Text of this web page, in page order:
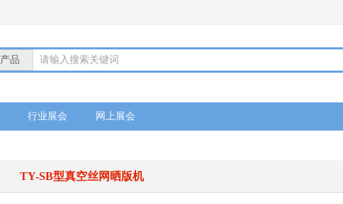
产品 请输入搜索关键词
行业展会 网上展会
TY-SB型真空丝网晒版机